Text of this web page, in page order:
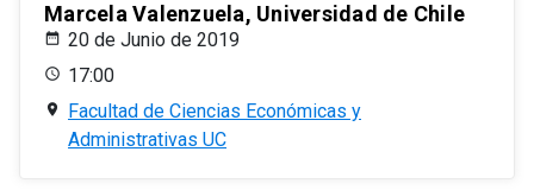
Marcela Valenzuela, Universidad de Chile
20 de Junio de 2019
17:00
Facultad de Ciencias Económicas y
Administrativas UC